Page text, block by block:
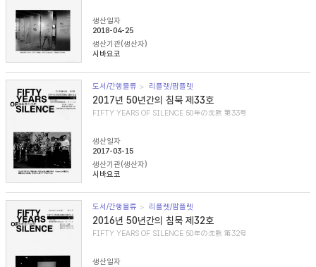
생산일자
2018-04-25
생산기관(생산자)
시바요코
도서/간행물류 리플렛/팜플렛
2017년 50년간의 침묵 제33호
FIFTY YEARS OF SILENCE 50年の沈黙 第33号
생산일자
2017-03-15
생산기관(생산자)
시바요코
도서/간행물류 리플렛/팜플렛
2016년 50년간의 침묵 제32호
FIFTY YEARS OF SILENCE 50年の沈黙 第32号
생산일자